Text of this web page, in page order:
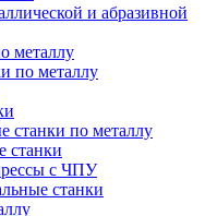
и абразивной
металлу
по металлу
станки по металлу
станки
с ЧПУ
станки